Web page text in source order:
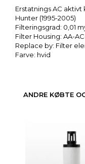
Erstatnings AC
Hunter (1995-2005)
Filteringsgrad: 0,01
Filter Housing: AA-
Replace by: Filter
Farve: hvid
ANDRE KØBTE